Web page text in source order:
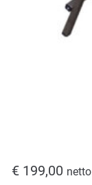
€ 199,00 netto